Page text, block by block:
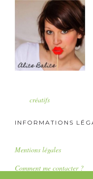
créatifs
INFORMATIONS
Mentions légales
Comment me contacter ?